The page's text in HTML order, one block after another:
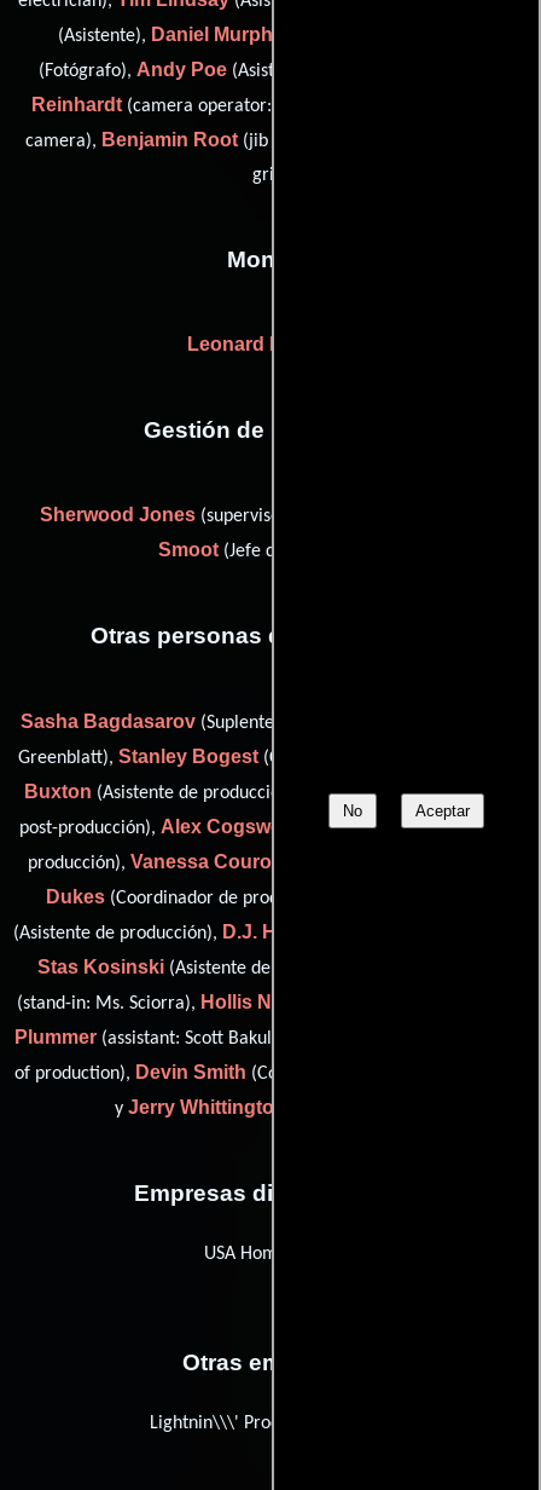
No Aceptar
(Asistente), Daniel Murphy
(Fotógrafo), Andy Poe(Asistente de electricidad),
Reinhardt(camera operator: second unit / second assistant
camera), Benjamin Root(jib operator) y
grip)
Montaje
Leonard Feinstein
Gestión de producción
Sherwood Jones (supervisor de post-producción) y
Smoot(Jefe de producción)
Otras personas que participaron
Sasha Bagdasarov(Suplente),
Greenblatt), Stanley Bogest(Contador de producción),
Buxton (Asistente de producción), Sam Childs(Contador de
post-producción), Alex Cogswell
(Asistente de coordinador de
producción), Vanessa Couron
Dukes (Coordinador de produccion),
(Asistente de producción), D.J. Hall
Stas Kosinski(Asistente de producción),
(stand-in: Ms. Sciorra), Hollis Nixon
Plummer (assistant: Scott Bakula),
of production), Devin Smith (Contador asistente de producción)
y Jerry Whittington
Empresas distribuidoras
USA Home Video
Otras empresas
Lightnin\\\' Production Rentals